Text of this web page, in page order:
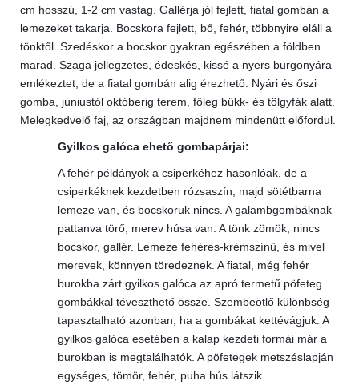
cm hosszú, 1-2 cm vastag. Gallérja jól fejlett, fiatal gombán a
lemezeket takarja. Bocskora fejlett, bő, fehér, többnyire eláll a
tönktől. Szedéskor a bocskor gyakran egészében a földben
marad. Szaga jellegzetes, édeskés, kissé a nyers burgonyára
emlékeztet, de a fiatal gombán alig érezhető. Nyári és őszi
gomba, júniustól októberig terem, főleg bükk- és tölgyfák alatt.
Melegkedvelő faj, az országban majdnem mindenütt előfordul.
Gyilkos galóca ehető gombapárjai:
A fehér példányok a csiperkéhez hasonlóak, de a
csiperkéknek kezdetben rózsaszín, majd sötétbarna
lemeze van, és bocskoruk nincs. A galambgombáknak
pattanva törő, merev húsa van. A tönk zömök, nincs
bocskor, gallér. Lemeze fehéres-krémszínű, és mivel
merevek, könnyen töredeznek. A fiatal, még fehér
burokba zárt gyilkos galóca az apró termetű pöfeteg
gombákkal téveszthető össze. Szembeötlő különbség
tapasztalható azonban, ha a gombákat kettévágjuk. A
gyilkos galóca esetében a kalap kezdeti formái már a
burokban is megtalálhatók. A pöfetegek metszéslapján
egységes, tömör, fehér, puha hús látszik.